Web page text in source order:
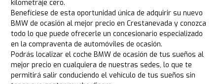
kilometraje cero.
Benefíciese de esta oportunidad única de adquirir su nuevo
BMW de ocasión al mejor precio en Crestanevada y conozca
todo lo que puede ofrecerle un concesionario especializado
en la compraventa de automóviles de ocasión.
Podrás localizar el coche BMW de ocasión de tus sueños al
mejor precio en cualquiera de nuestras sedes, lo que te
permitirá salir conduciendo el vehículo de tus sueños sin